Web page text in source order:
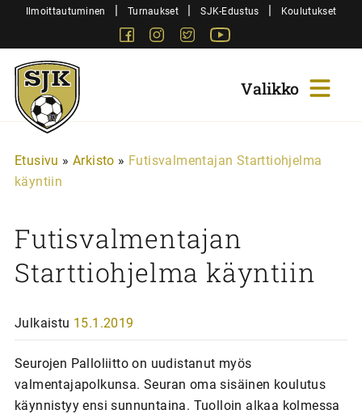
SiirryIlmoittautuminen | Turnaukset | SJK-Edustus | Koulutukset
FacebookInstagram
Twitter
Sjk-
Juniorit
Etusivu » Arkisto » Futisvalmentajan Starttiohjelma
käyntiin
Futisvalmentajan
Starttiohjelma käyntiin
Julkaistu 15.1.2019
Seurojen Palloliitto on uudistanut myös
valmentajapolkunsa. Seuran oma sisäinen koulutus
käynnistyy ensi sunnuntaina. Tuolloin alkaa kolmessa